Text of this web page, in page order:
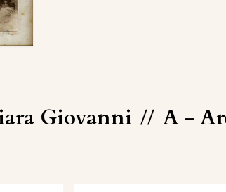
Giovanni // A -